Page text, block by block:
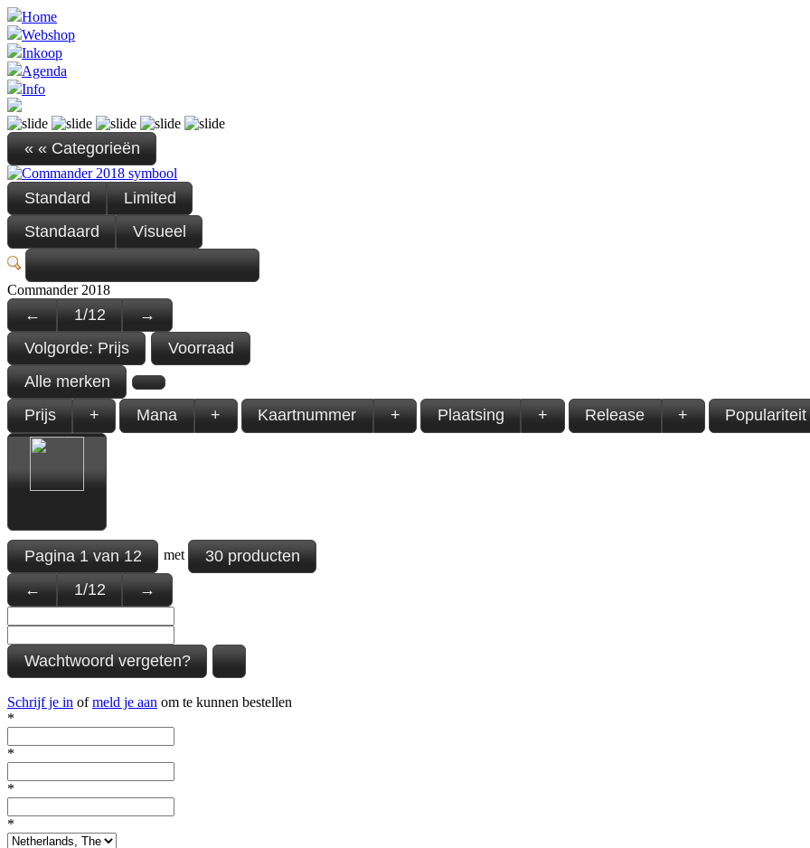
Home
Webshop
Inkoop
Agenda
Info
« « Categorieën
Standard
Limited
Standaard
Visueel
Commander 2018
← 1/12
→
Volgorde: Prijs
Voorraad
Alle merken
Prijs
+ Mana + Kaartnummer + Plaatsing + Release + Populariteit
Pagina1van12 met
30 producten
←
1/12 →
Wachtwoord vergeten?
Schrijf je in ofmeld je aan om te kunnen bestellen
*
*
*
*